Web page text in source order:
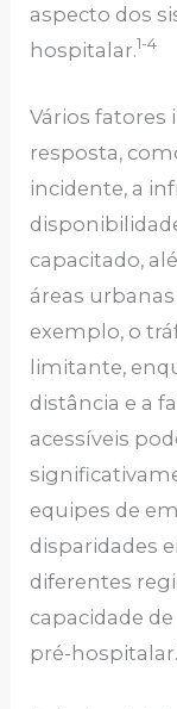
aspecto dos
hospitalar.1-4
Vários
resposta,
incidente, a
capacitado,
áreas
exemplo, o
limitante,
distância e a
acessíveis
equipes de
disparidades
diferentes
capacidade
pré-hospitalar.